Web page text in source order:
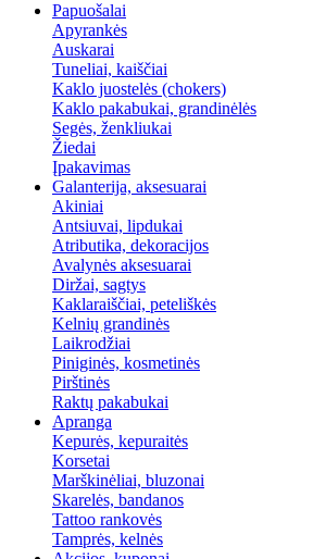
Papuošalai
Apyrankės
Auskarai
Tuneliai, kaiščiai
Kaklo juostelės (chokers)
Kaklo pakabukai, grandinėlės
Segės, ženkliukai
Žiedai
Įpakavimas
Galanterija, aksesuarai
Akiniai
Antsiuvai, lipdukai
Atributika, dekoracijos
Avalynės aksesuarai
Diržai, sagtys
Kaklaraiščiai, peteliškės
Kelnių grandinės
Laikrodžiai
Piniginės, kosmetinės
Pirštinės
Raktų pakabukai
Apranga
Kepurės, kepuraitės
Korsetai
Marškinėliai, bluzonai
Skarelės, bandanos
Tattoo rankovės
Tamprės, kelnės